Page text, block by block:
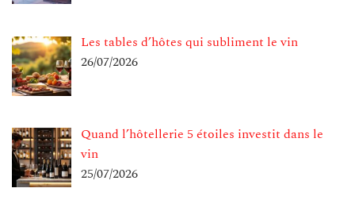
Les tables d’hôtes qui subliment le vin
26/07/2026
Quand l’hôtellerie 5 étoiles investit dans le
vin
25/07/2026